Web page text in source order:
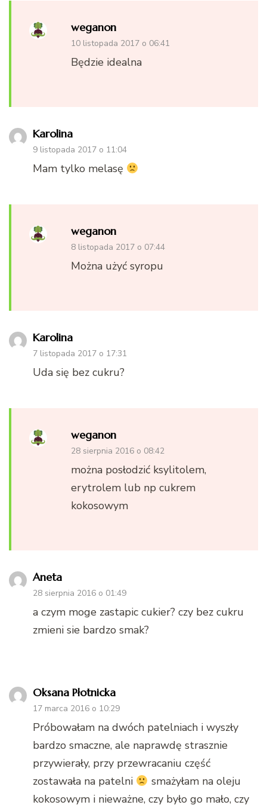
weganon
10 listopada 2017 o 06:41
Będzie idealna
Karolina
9 listopada 2017 o 11:04
Mam tylko melasę
weganon
8 listopada 2017 o 07:44
Można użyć syropu
Karolina
7 listopada 2017 o 17:31
Uda się bez cukru?
weganon
28 sierpnia 2016 o 08:42
można posłodzić ksylitolem,
erytrolem lub np cukrem
kokosowym
Aneta
28 sierpnia 2016 o 01:49
a czym moge zastapic cukier? czy bez cukru
zmieni sie bardzo smak?
Oksana Płotnicka
17 marca 2016 o 10:29
Próbowałam na dwóch patelniach i wyszły
bardzo smaczne, ale naprawdę strasznie
przywierały, przy przewracaniu część
zostawała na patelni
smażyłam na oleju
kokosowym i nieważne, czy było go mało, czy